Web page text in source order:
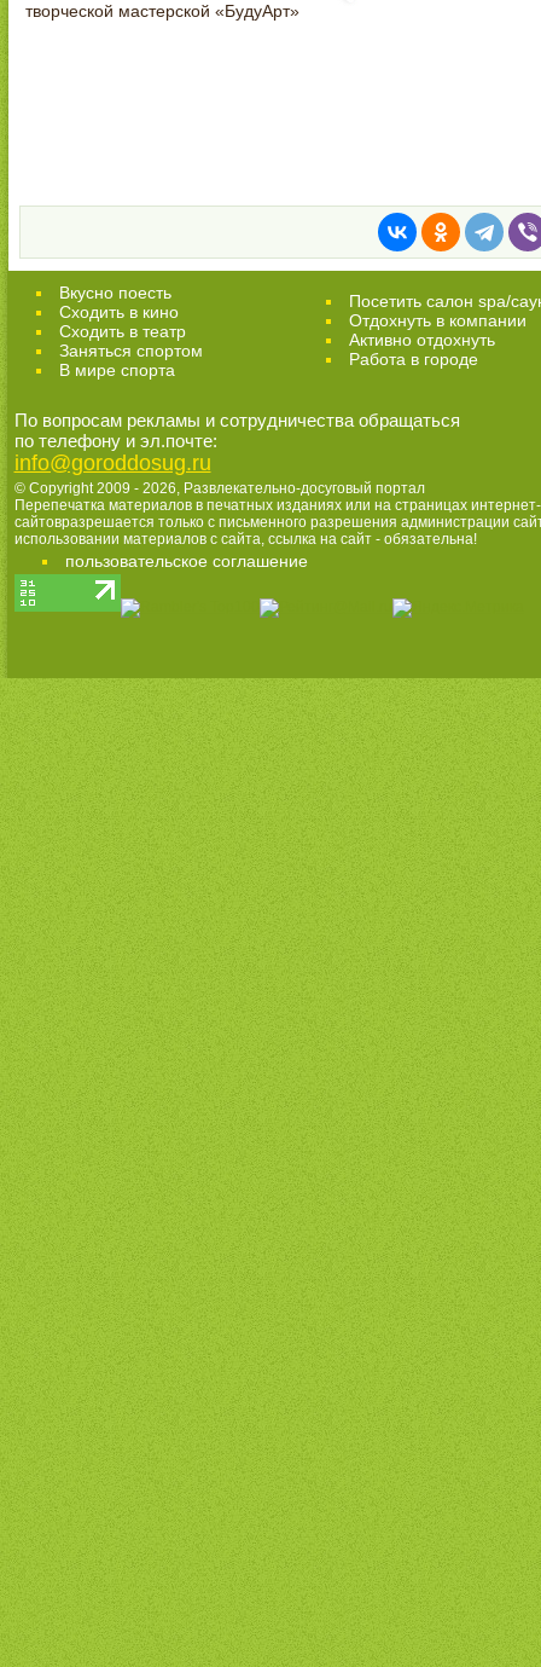
творческой мастерской «БудуАрт»
Вкусно поесть
Сходить в кино
Cходить в театр
Заняться спортом
В мире спорта
Посетить салон spa/
Отдохнуть в компании
Активно отдохнуть
Работа в городе
По вопросам рекламы и сотрудничества обращаться
по телефону и эл.почте:
info@goroddosug.ru
© Copyright 2009 - 2026, Развлекательно-досуговый портал
Перепечатка материалов в печатных изданиях или на страницах интернет-
сайтовразрешается только с письменного разрешения администрации
использовании материалов с сайта, ссылка на сайт - обязательна!
пользовательское соглашение